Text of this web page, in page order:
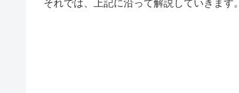
それでは、上記に沿って解説していきます。